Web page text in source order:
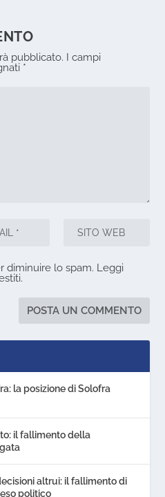
pubblicato. I campi
*
diminuire lo spam. Leggi
.
la posizione di Solofra
il fallimento della
altrui: il fallimento di
politico